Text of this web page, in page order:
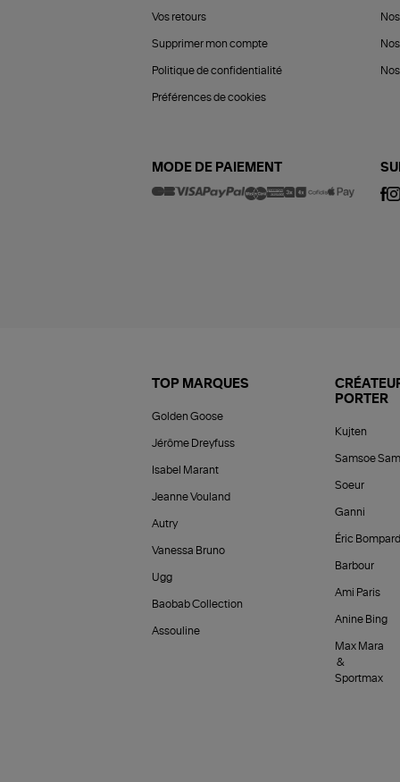
Vos retours
Supprimer mon compte
Politique de confidentialité
Préférences de cookies
MODE DE PAIEMENT
TOP MARQUES
Golden Goose
Jérôme Dreyfuss
Isabel Marant
Jeanne Vouland
Autry
Vanessa Bruno
Ugg
Baobab Collection
Assouline
PORTER
Kujten
Samsoe
Soeur
Ganni
Éric Bompard
Barbour
Ami Paris
Anine Bing
Max Mara
&
Sportmax